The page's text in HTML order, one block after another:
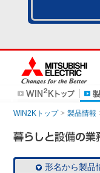
WIN2Kトップ 製品情報
形名から製品